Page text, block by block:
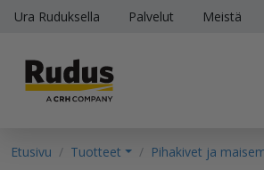
Ura Ruduksella Palvelut Meistä
Etusivu Tuotteet Pihakivet ja